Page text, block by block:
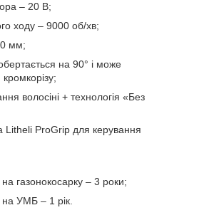
– 20 В;
ходу – 9000 об/хв;
мм;
на 90° і може
волосіні + технологія «Без
Litheli ProGrip для керування
на газонокосарку – 3 роки;
на УМБ – 1 рік.